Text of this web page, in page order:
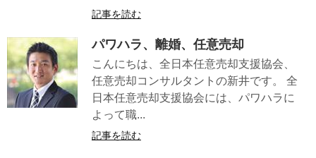
記事を読む
パワハラ、離婚、任意売却
こんにちは、全日本任意売却支援協会、
任意売却コンサルタントの新井です。 全
日本任意売却支援協会には、パワハラに
よって職...
記事を読む